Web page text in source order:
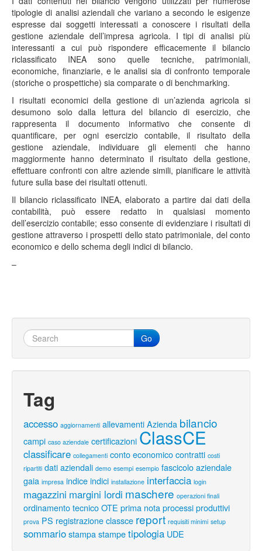
tipologie di analisi aziendali che variano a secondo le esigenze
espresse dai soggetti interessati a conoscere i risultati della
gestione aziendale dell’impresa agricola. I tipi di analisi più
interessanti a cui può rispondere efficacemente il bilancio
riclassificato INEA sono quelle tecniche, patrimoniali,
economiche, finanziarie, e le analisi sia di confronto temporale
(storiche o prospettiche) sia comparate o di benchmarking.
I risultati economici della gestione di un’azienda agricola si
desumono solo dalla lettura del bilancio di esercizio, che
rappresenta il documento informativo che consente di
quantificare, per ogni esercizio contabile, il risultato della
gestione aziendale, individuare gli elementi che hanno
maggiormente hanno determinato il risultato della gestione,
effettuare confronti con altre aziende simili, pianificare le attività
future sulla base dei risultati ottenuti.
Il bilancio riclassificato INEA, elaborato a partire dai dati della
contabilità, può essere redatto in qualsiasi momento
dell’esercizio contabile; esso consente di evidenziare i risultati di
gestione attraverso i prospetti dello stato patrimoniale, del conto
economico e dello schema degli indici di bilancio.
–
Go
Tag
accesso aggiornamenti allevamentiAzienda bilancio
campi caso aziendale certificazioni ClassCE
classificare collegamenti conto economicocontratti costi
ripartiti dati aziendali demo esempi esempio fascicolo aziendale
gaia impresa indiceindici installazione interfaccia login
magazzini margini lordi maschere operazioni finali
ordinamento tecnicoOTE prima notaprocessi produttivi
prova PS registrazione classce report requisiti minimi setup
sommariostampastampetipologia UDE